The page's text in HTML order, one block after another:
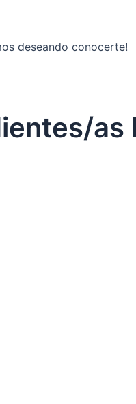
deseando conocerte!
as